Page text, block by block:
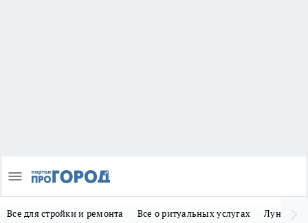
Все для стройки и ремонта Все о ритуальных услугах Лунно-